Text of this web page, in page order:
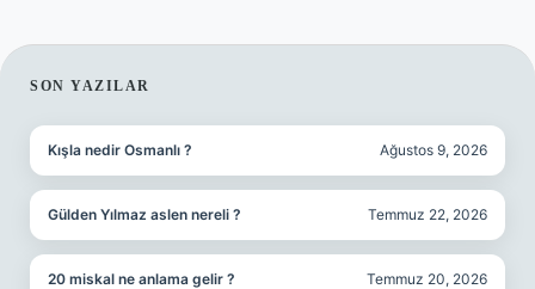
SIDEBAR
SON YAZILAR
Kışla nedir Osmanlı ? Ağustos 9, 2026
Gülden Yılmaz aslen nereli ? Temmuz 22, 2026
20 miskal ne anlama gelir ? Temmuz 20, 2026